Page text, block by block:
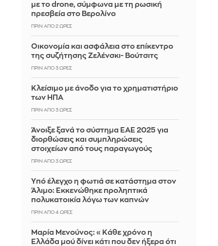
με το drone, σύμφωνα με τη ρωσική
πρεσβεία στο Βερολίνο
ΠΡΙΝ ΑΠΌ 2 ΏΡΕΣ
Οικονομία και ασφάλεια στο επίκεντρο
της συζήτησης Ζελένσκι- Βούτσιτς
ΠΡΙΝ ΑΠΌ 3 ΏΡΕΣ
Κλείσιμο με άνοδο για το χρηματιστήριο
των ΗΠΑ
ΠΡΙΝ ΑΠΌ 3 ΏΡΕΣ
Άνοιξε ξανά το σύστημα ΕΑΕ 2025 για
διορθώσεις και συμπληρώσεις
στοιχείων από τους παραγωγούς
ΠΡΙΝ ΑΠΌ 3 ΏΡΕΣ
Yπό έλεγχο η φωτιά σε κατάστημα στον
Άλιμο: Εκκενώθηκε προληπτικά
πολυκατοικία λόγω των καπνών
ΠΡΙΝ ΑΠΌ 4 ΏΡΕΣ
Μαρία Μενούνος: «Κάθε χρόνο η
Ελλάδα μού δίνει κάτι που δεν ήξερα ότι